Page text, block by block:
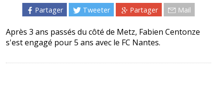
Partager Tweeter Partager Mail
Après 3 ans passés du côté de Metz, Fabien Centonze
s'est engagé pour 5 ans avec le FC Nantes.